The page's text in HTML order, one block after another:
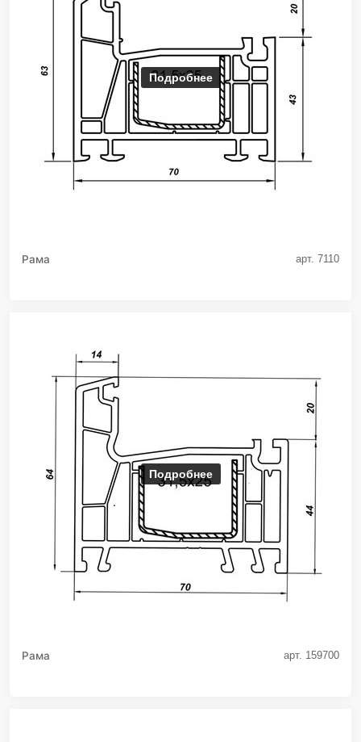
Подробнее
Рама арт. 7110
Подробнее
Рама арт. 159700